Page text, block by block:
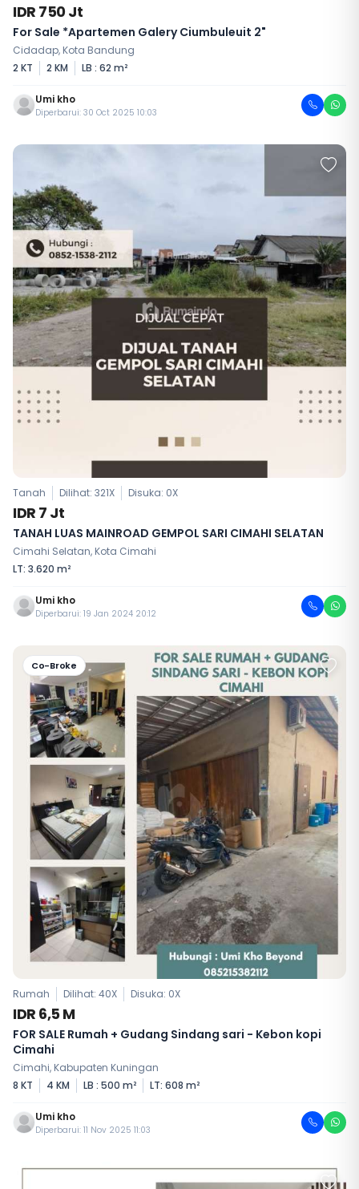
IDR 750 Jt
For Sale *Apartemen Galery Ciumbuleuit 2"
Cidadap, Kota Bandung
2 KT
2 KM LB : 62 m²
Umi kho
Diperbarui: 30 Oct 2025 10:03
Tanah Dilihat: 321X Disuka: 0X
IDR 7 Jt
TANAH LUAS MAINROAD GEMPOL SARI CIMAHI SELATAN
Cimahi Selatan, Kota Cimahi
LT: 3.620 m²
Umi kho
Diperbarui: 19 Jan 2024 20:12
Co-Broke
Rumah Dilihat: 40X Disuka: 0X
IDR 6,5 M
FOR SALE Rumah + Gudang Sindang sari - Kebon kopi
Cimahi
Cimahi, Kabupaten Kuningan
8 KT
4 KM LB : 500 m² LT: 608 m²
Umi kho
Diperbarui: 11 Nov 2025 11:03